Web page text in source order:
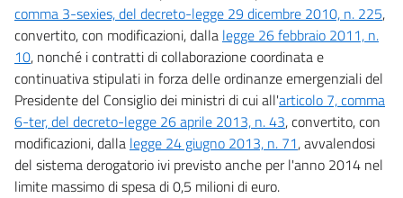
comma 3-sexies, del decreto-legge 29 dicembre 2010, n. 225,
convertito, con modificazioni, dalla legge 26 febbraio 2011, n.
10, nonché i contratti di collaborazione coordinata e
continuativa stipulati in forza delle ordinanze emergenziali del
Presidente del Consiglio dei ministri di cui all'articolo 7, comma
6-ter, del decreto-legge 26 aprile 2013, n. 43, convertito, con
modificazioni, dalla legge 24 giugno 2013, n. 71, avvalendosi
del sistema derogatorio ivi previsto anche per l'anno 2014 nel
limite massimo di spesa di 0,5 milioni di euro.